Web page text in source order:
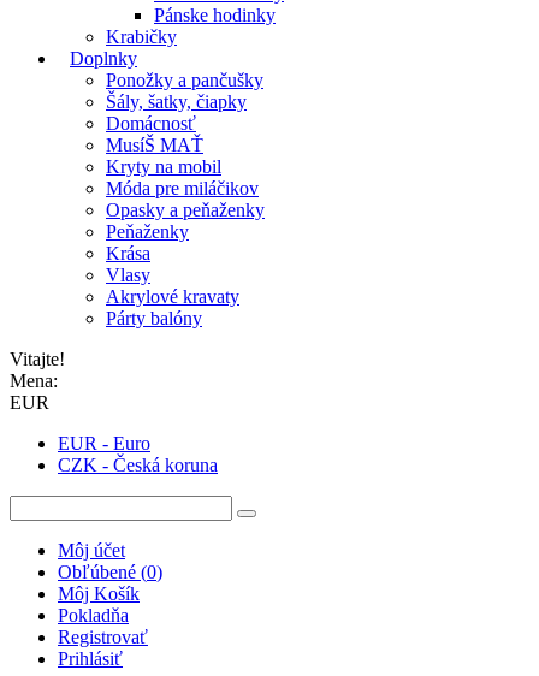
Pánske hodinky
Krabičky
Doplnky
Ponožky a pančušky
Šály, šatky, čiapky
Domácnosť
MusíŠ MAŤ
Kryty na mobil
Móda pre miláčikov
Opasky a peňaženky
Peňaženky
Krása
Vlasy
Akrylové kravaty
Párty balóny
Vitajte!
Mena:
EUR
EUR - Euro
CZK - Česká koruna
Môj účet
Obľúbené (0)
Môj Košík
Pokladňa
Registrovať
Prihlásiť